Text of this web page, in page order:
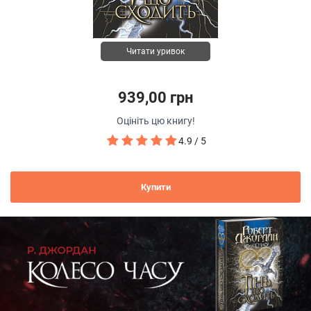
Читати уривок
939,00 грн
Оцініть цю книгу!
4.9 / 5
Купити